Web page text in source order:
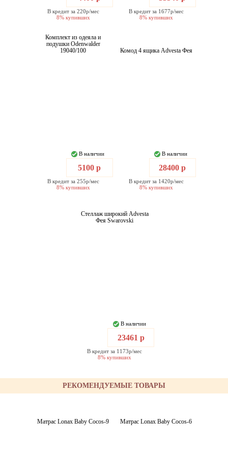
В кредит за 220р/мес
8% купивших
В кредит за 1677р/мес
8% купивших
Комплект из одеяла и
подушки Odenwalder
19040/100
В наличии
5100 р
В кредит за 255р/мес
8% купивших
Комод 4 ящика Advesta Фея
В наличии
28400 р
В кредит за 1420р/мес
8% купивших
Стеллаж широкий Advesta
Фея Swarovski
В наличии
23461 р
В кредит за 1173р/мес
8% купивших
РЕКОМЕНДУЕМЫЕ ТОВАРЫ
Матрас Lonax Baby Cocos-9 Матрас Lonax Baby Cocos-6